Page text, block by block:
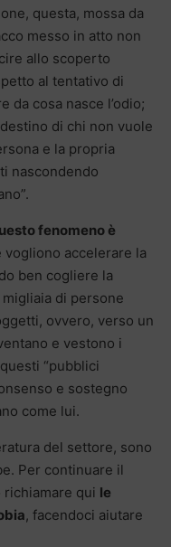
questa, mossa da
messo in atto non
allo scoperto
al tentativo di
da cosa nasce l’odio;
di chi non vuole
e la propria
nascondendo
fenomeno è
accelerare la
ben cogliere la
di persone
ovvero, verso un
e vestono i
“pubblici
e sostegno
come lui.
del settore, sono
Per continuare il
qui le
, facendoci aiutare